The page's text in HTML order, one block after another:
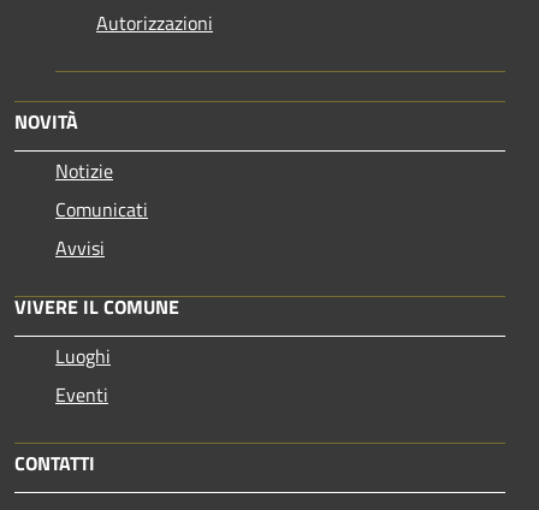
Autorizzazioni
NOVITÀ
Notizie
Comunicati
Avvisi
VIVERE IL COMUNE
Luoghi
Eventi
CONTATTI